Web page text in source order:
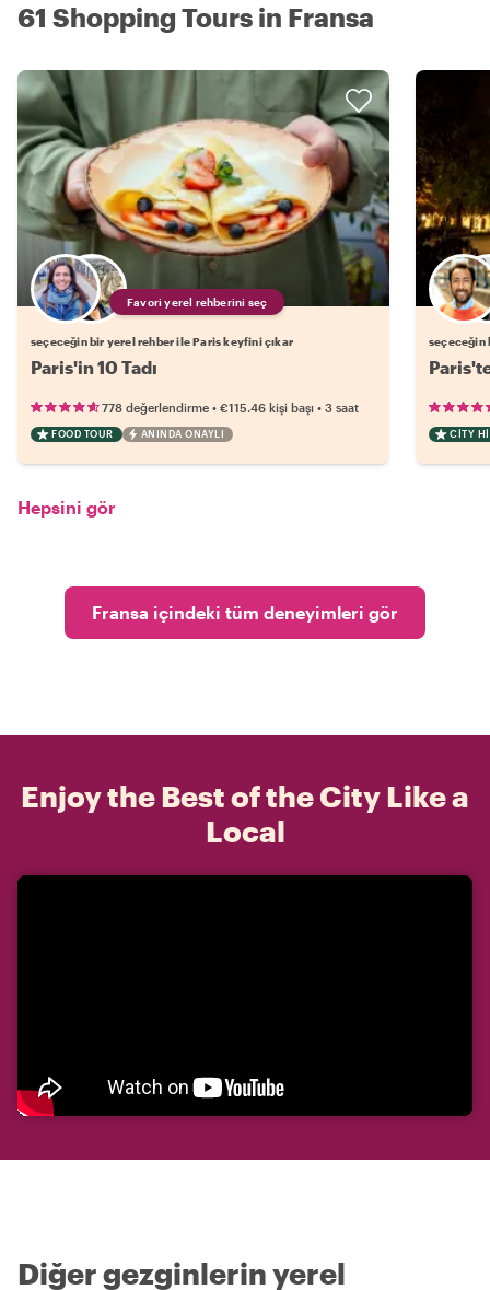
61 Shopping Tours in Fransa
Favori yerel rehberini seç
seçeceğin bir yerel rehber ile Paris keyfini çıkar
Paris'in 10 Tadı
778 değerlendirme • €115.46 kişi başı • 3 saat
FOOD TOUR ANINDA ONAYLI
seçeceğin
CITY
Hepsini gör
Fransa içindeki tüm deneyimleri gör
Enjoy the Best of the City Like a
Local
Diğer gezginlerin yerel